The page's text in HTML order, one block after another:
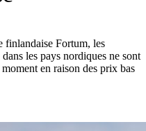
finlandaise Fortum, les
les pays nordiques ne sont
en raison des prix bas